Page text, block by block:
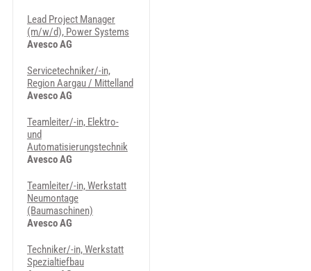
Lead Project Manager
(m/w/d), Power Systems
Avesco AG
Servicetechniker/-in,
Region Aargau / Mittelland
Avesco AG
Teamleiter/-in, Elektro-
und
Automatisierungstechnik
Avesco AG
Teamleiter/-in, Werkstatt
Neumontage
(Baumaschinen)
Avesco AG
Techniker/-in, Werkstatt
Spezialtiefbau